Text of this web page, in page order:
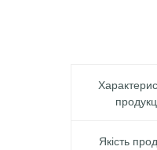
Якість